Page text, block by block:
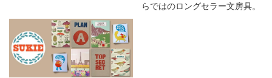
らではのロングセラー文房具。